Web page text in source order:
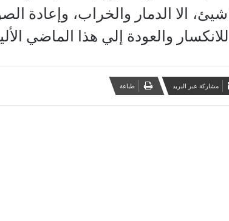
شيئ، الا الدمار والخراب، وإعادة
والعودة إلي هذا الماضي
مشاركة عبر البريد طباعة